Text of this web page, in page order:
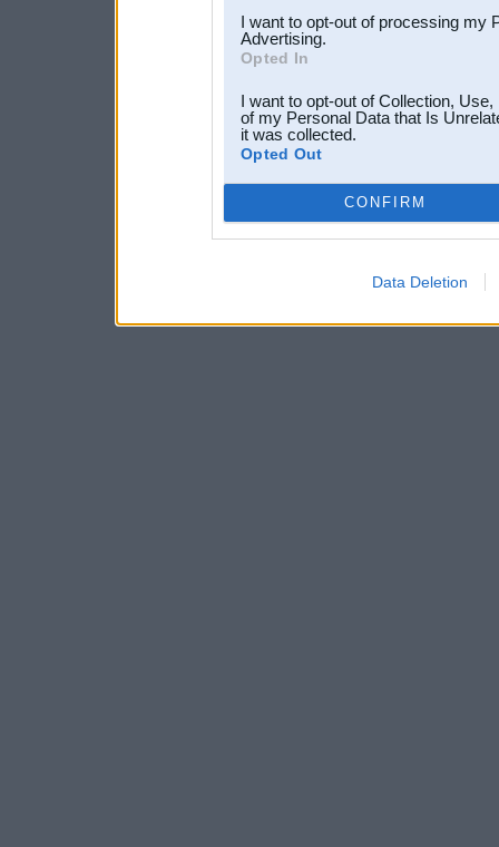
I want to opt-out of processing my
Advertising.
Opted In
I want to opt-out of Collection,
of my Personal Data that Is
it was collected.
Opted Out
CONFIRM
Data Deletion